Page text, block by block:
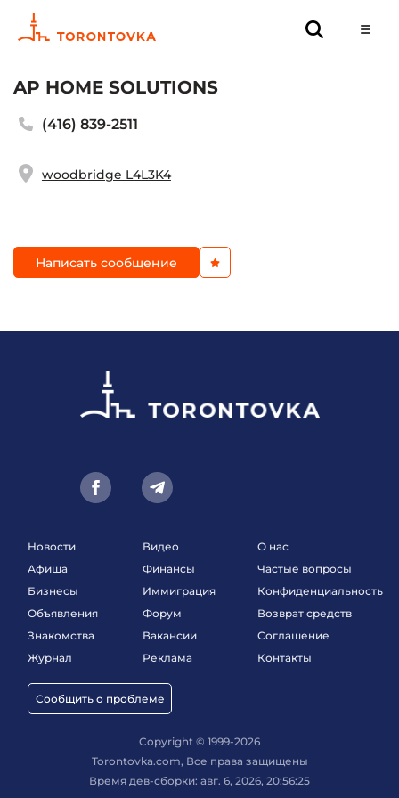
AP HOME SOLUTIONS
(416) 839-2511
woodbridge L4L3K4
Написать сообщение
Новости
Афиша
Бизнесы
Объявления
Знакомства
Журнал
Сообщить о проблеме
Видео
Финансы
Иммиграция
Форум
Вакансии
Реклама
О нас
Частые вопросы
Конфиденциальность
Возврат средств
Соглашение
Контакты
Copyright © 1999-2026
Torontovka.com, Все права защищены
Время дев-сборки: авг. 6, 2026, 20:56:25